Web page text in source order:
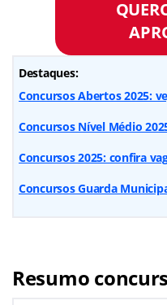
Destaques:
Concursos Abertos 2025:
Concursos Nível Médio
Concursos 2025: confira
Concursos Guarda
Resumo